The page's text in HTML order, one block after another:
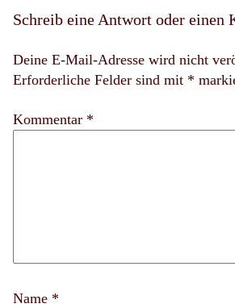
Schreib eine Antwort oder einen
Deine E-Mail-Adresse wird nicht
Erforderliche Felder sind mit *
Kommentar *
Name *